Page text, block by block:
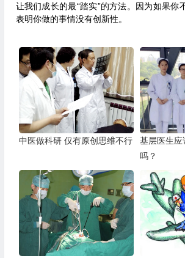
让我们成长的最“踏实”的方法。因为如果你
表明你做的事情没有创新性。
中医做科研 仅有原创思维不行
基层医生应
吗？